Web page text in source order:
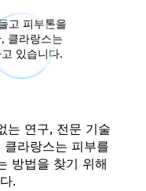
고 피부톤을
클라랑스는
있습니다.
는 연구, 전문 기술
라랑스는 피부를
방법을 찾기 위해
.